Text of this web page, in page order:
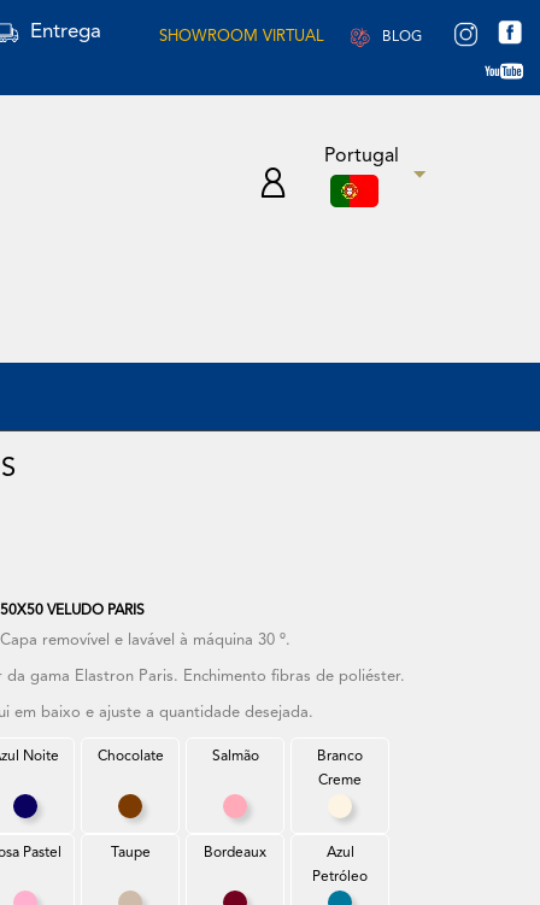
Entrega
SHOWROOM VIRTUAL BLOG
Portugal
VELUDO PARIS
removível e lavável à máquina 30 º.
da gama Elastron Paris. Enchimento fibras de poliéster.
em baixo e ajuste a quantidade desejada.
Noite
Azul Noite
Chocolate
Chocolate
Salmão
Salmão
Branco
Creme
Branco Creme
Pastel Taupe Bordeaux
Azul
Petróleo